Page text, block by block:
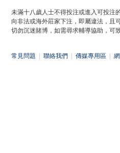
未滿十八歲人士不得投注或進入可投注的
向非法或海外莊家下注，即屬違法，且
切勿沉迷賭博，如需尋求輔導協助，可
常見問題 聯絡我們 傳媒專用區